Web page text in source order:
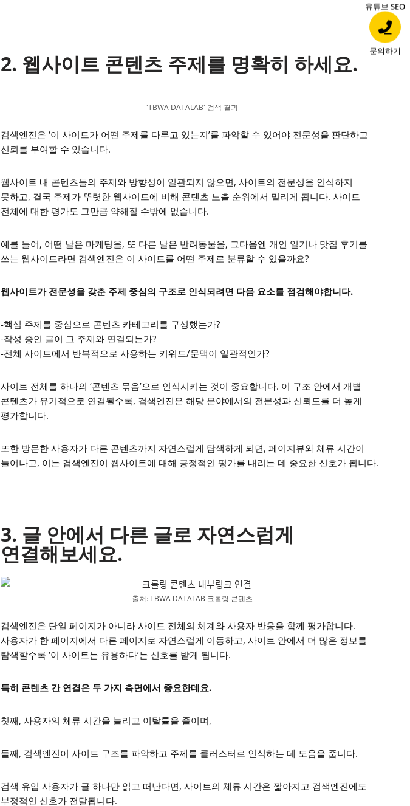
2. 웹사이트 콘텐츠 주제를 명확히 하세요.
'TBWA DATALAB' 검색 결과
검색엔진은 ‘이 사이트가 어떤 주제를 다루고 있는지’를 파악할 수 있어야 전문성을 판단하고
신뢰를 부여할 수 있습니다.
웹사이트 내 콘텐츠들의 주제와 방향성이 일관되지 않으면, 사이트의 전문성을 인식하지
못하고, 결국 주제가 뚜렷한 웹사이트에 비해 콘텐츠 노출 순위에서 밀리게 됩니다. 사이트
전체에 대한 평가도 그만큼 약해질 수밖에 없습니다.
예를 들어, 어떤 날은 마케팅을, 또 다른 날은 반려동물을, 그다음엔 개인 일기나 맛집 후기를
쓰는 웹사이트라면 검색엔진은 이 사이트를 어떤 주제로 분류할 수 있을까요?
웹사이트가 전문성을 갖춘 주제 중심의 구조로 인식되려면 다음 요소를 점검해야합니다.
-핵심 주제를 중심으로 콘텐츠 카테고리를 구성했는가?
-작성 중인 글이 그 주제와 연결되는가?
-전체 사이트에서 반복적으로 사용하는 키워드/문맥이 일관적인가?
사이트 전체를 하나의 ‘콘텐츠 묶음’으로 인식시키는 것이 중요합니다. 이 구조 안에서 개별
콘텐츠가 유기적으로 연결될수록, 검색엔진은 해당 분야에서의 전문성과 신뢰도를 더 높게
평가합니다.
또한 방문한 사용자가 다른 콘텐츠까지 자연스럽게 탐색하게 되면, 페이지뷰와 체류 시간이
늘어나고, 이는 검색엔진이 웹사이트에 대해 긍정적인 평가를 내리는 데 중요한 신호가 됩니다.
3. 글 안에서 다른 글로 자연스럽게
연결해보세요.
출처:TBWA DATALAB 크롤링 콘텐츠
검색엔진은 단일 페이지가 아니라 사이트 전체의 체계와 사용자 반응을 함께 평가합니다.
사용자가 한 페이지에서 다른 페이지로 자연스럽게 이동하고, 사이트 안에서 더 많은 정보를
탐색할수록 ‘이 사이트는 유용하다’는 신호를 받게 됩니다.
특히 콘텐츠 간 연결은 두 가지 측면에서 중요한데요.
첫째, 사용자의 체류 시간을 늘리고 이탈률을 줄이며,
둘째, 검색엔진이 사이트 구조를 파악하고 주제를 클러스터로 인식하는 데 도움을 줍니다.
검색 유입 사용자가 글 하나만 읽고 떠난다면, 사이트의 체류 시간은 짧아지고 검색엔진에도
부정적인 신호가 전달됩니다.
유튜브 SEO
문의하기